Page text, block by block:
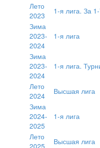
Лето
2023
1-я лига. За
Зима
2023-
2024
1-я лига
Зима
2023-
2024
1-я лига.
Лето
2024
Высшая лига
Зима
2024-
2025
1-я лига
Лето
Высшая лига